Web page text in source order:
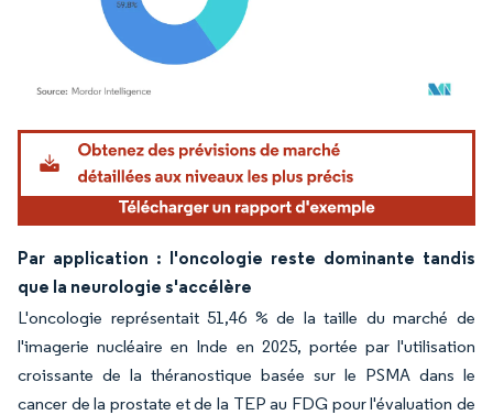
Image © Mordor Intelligence. La réutilisation nécessite une attribution sous CC BY
Par application : l'oncologie reste dominante tandis
que la neurologie s'accélère
L'oncologie représentait 51,46 % de la taille du marché de
l'imagerie nucléaire en Inde en 2025, portée par l'utilisation
croissante de la théranostique basée sur le PSMA dans le
cancer de la prostate et de la TEP au FDG pour l'évaluation de